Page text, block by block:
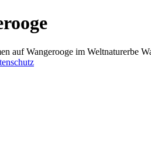
auf Wangerooge im Weltnaturerbe